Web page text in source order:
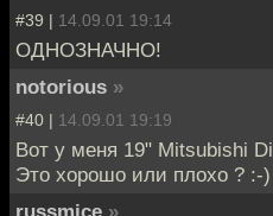
#39 | 14.09.01 19:14
ОДНОЗНАЧНО!
notorious »
#40 | 14.09.01 19:19
Вот у меня 19" Mitsubishi
Это хорошо или плохо ? :-)
russmice »